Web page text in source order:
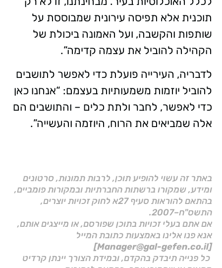
תוכנית אלא תפיסה עירונית שמבוססת על
שותפות והקשבה, ועל האמונה ביכולת של
הקהילה להוביל את עצמה קדימה”.
לדבריה, העירייה פועלת כדי לאפשר לתושבים
להוביל יוזמות משמעותיות בעצמם: “אנחנו כאן
כדי לאפשר, לחבר ולתת כלים – והתושבים הם
אלה שמביאים את הרוח, היוזמה והעשייה”.
באתר זה עשוי להופיע תוכן, לרבות תמונות, סרטונים
ומידע, שמקורו ברשתות החברתיות ובמקורות פומביים,
בהתאם להוראות סעיף 27א לחוק זכויות יוצרים,
התשס"ח–2007.
אם אתם בעלי זכויות בתוכן שפורסם, או מייצגים אותם,
אנא פנו אלינו באמצעות כתובת המייל
[Manager@gal-gefen.co.il]
כל פנייה תיבדק בהקדם, ובמידת הצורך יינתן קרדיט